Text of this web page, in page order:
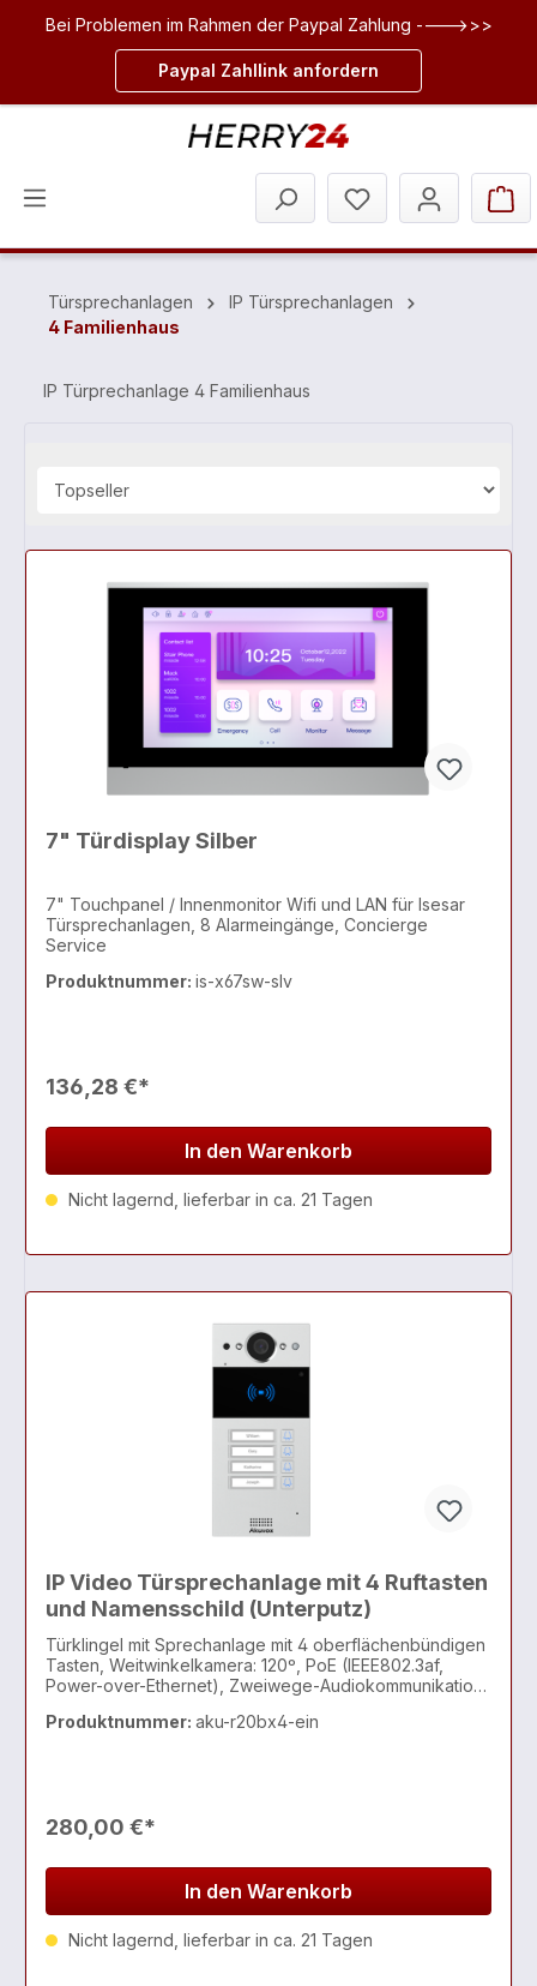
springen
Bei Problemen im Rahmen der Paypal Zahlung ---->>>
Paypal Zahllink anfordern
Türsprechanlagen
IP Türsprechanlagen
4 Familienhaus
IP Türprechanlage 4 Familienhaus
7" Türdisplay Silber
7" Touchpanel / Innenmonitor Wifi und LAN für Isesar
Türsprechanlagen, 8 Alarmeingänge, Concierge
Service
Produktnummer: is-x67sw-slv
136,28 €*
In den Warenkorb
Nicht lagernd, lieferbar in ca. 21 Tagen
IP Video Türsprechanlage mit 4 Ruftasten
und Namensschild (Unterputz)
Türklingel mit Sprechanlage mit 4 oberflächenbündigen
Tasten, Weitwinkelkamera: 120º, PoE (IEEE802.3af,
Power-over-Ethernet), Zweiwege-Audiokommunikation
entspricht dem SIP-Standard zur einfach
Produktnummer: aku-r20bx4-ein
280,00 €*
In den Warenkorb
Nicht lagernd, lieferbar in ca. 21 Tagen